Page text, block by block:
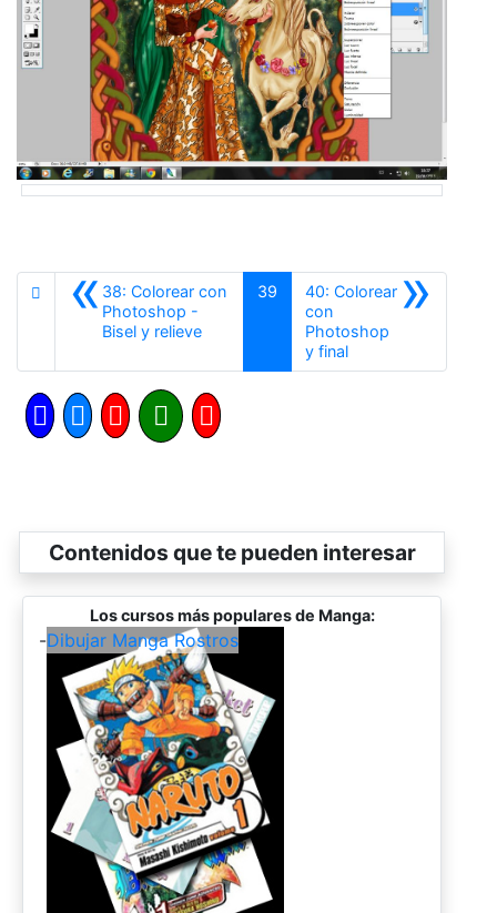
«38: Colorear con
Photoshop -
Bisel y relieveAnterior
39 »
40: Colorear
con
Photoshop
y finalSiguiente
Contenidos que te pueden interesar
Los cursos más populares de Manga:
-Dibujar Manga Rostros